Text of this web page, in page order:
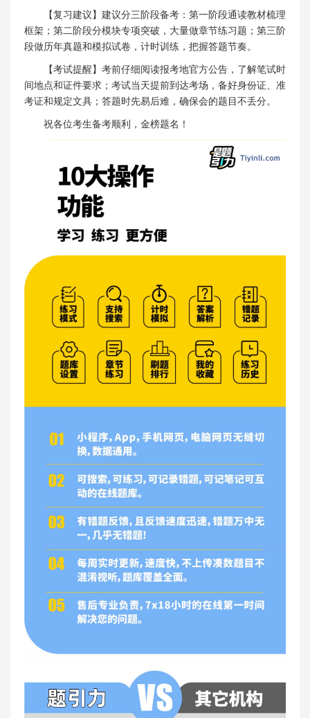
【复习建议】建议分三阶段备考：第一阶段通读教材梳理
框架；第二阶段分模块专项突破，大量做章节练习题；第三阶
段做历年真题和模拟试卷，计时训练，把握答题节奏。
【考试提醒】考前仔细阅读报考地官方公告，了解笔试时
间地点和证件要求；考试当天提前到达考场，备好身份证、准
考证和规定文具；答题时先易后难，确保会的题目不丢分。
祝各位考生备考顺利，金榜题名！